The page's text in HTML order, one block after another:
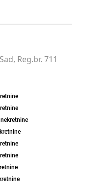
Reg.br. 711